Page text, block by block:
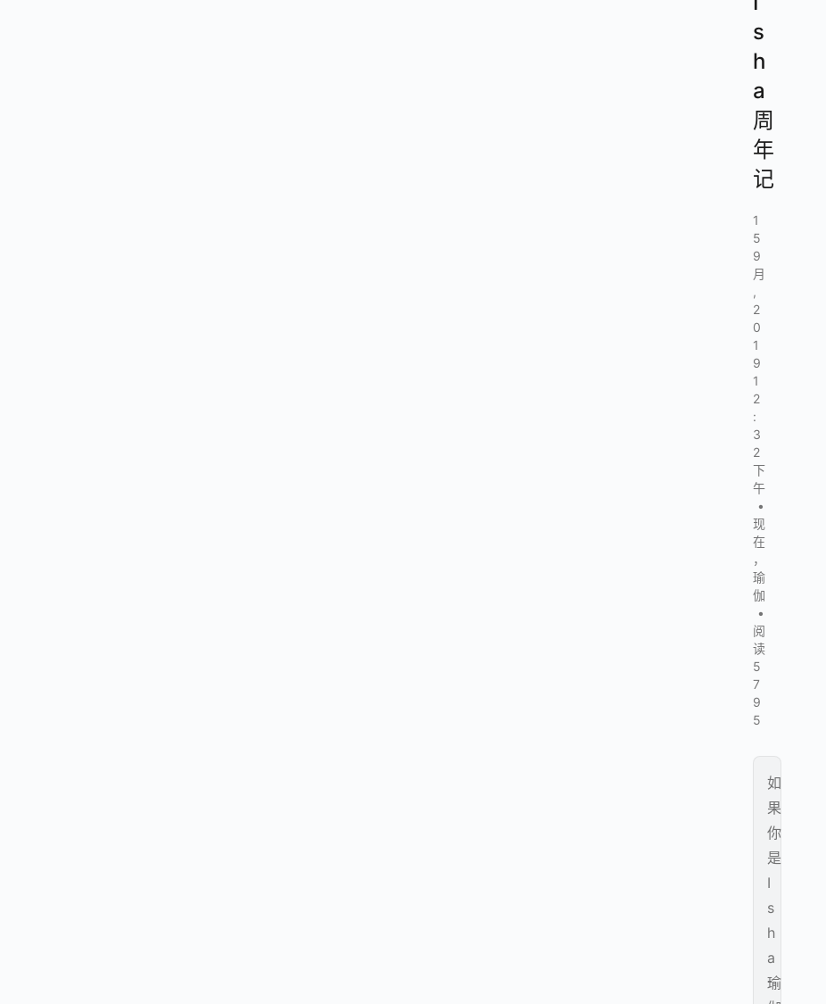
s
h
a
周
年
记
1
5
9
月
,
2
0
1
9
1
2
:
3
2
下
午
•
现
在
，
瑜
伽
•
阅
读
5
7
9
5
如
果
你
是
I
s
h
a
瑜